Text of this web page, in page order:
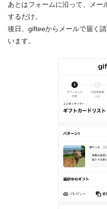
あとはフォームに沿って、メー
するだけ。
後日、gifteeからメールで届く
います。